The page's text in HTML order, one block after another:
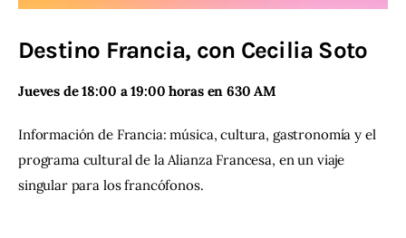
Destino Francia, con Cecilia Soto
Jueves de 18:00 a 19:00 horas en 630 AM
Información de Francia: música, cultura, gastronomía y el
programa cultural de la Alianza Francesa, en un viaje
singular para los francófonos.